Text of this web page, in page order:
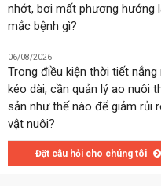
nhớt, bơi mất phương hướng
mắc bệnh gì?
06/08/2026
Trong điều kiện thời tiết nắng
kéo dài, cần quản lý ao nuôi
sản như thế nào để giảm rủi
vật nuôi?
Đặt câu hỏi cho chúng tôi